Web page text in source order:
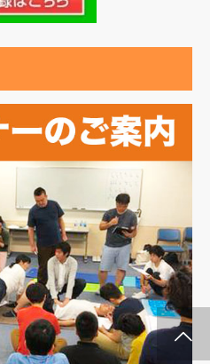
インスタグラム
代表プロフィー
ル
セミナー案内